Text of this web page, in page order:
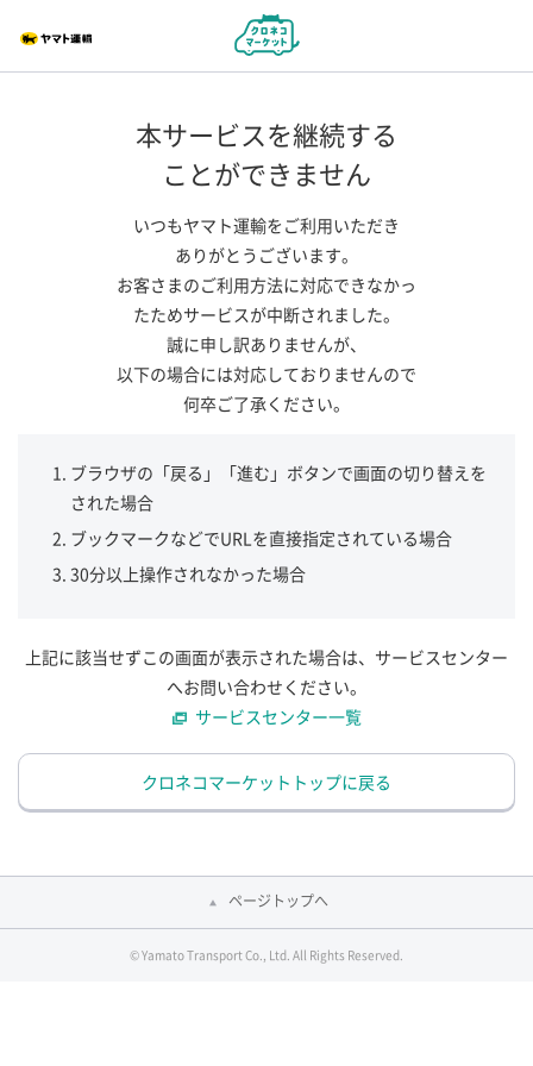
本サービスを継続する
ことができません
いつもヤマト運輸をご利用いただき
ありがとうございます。
お客さまのご利用方法に対応できなかっ
たためサービスが中断されました。
誠に申し訳ありませんが、
以下の場合には対応しておりませんので
何卒ご了承ください。
ブラウザの「戻る」「進む」ボタンで画面の切り替えを
された場合
ブックマークなどでURLを直接指定されている場合
30分以上操作されなかった場合
上記に該当せずこの画面が表示された場合は、サービスセンター
へお問い合わせください。
サービスセンター一覧
クロネコマーケットトップに戻る
ページトップへ
© Yamato Transport Co., Ltd. All Rights Reserved.